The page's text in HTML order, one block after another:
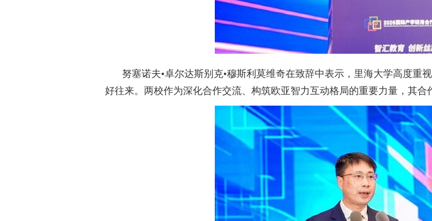
努塞诺夫•卓尔达斯别克•穆斯利莫维奇在致辞中表示，里海大学高度
好往来。两校作为深化合作交流、构筑欧亚智力互动格局的重要力量，其合